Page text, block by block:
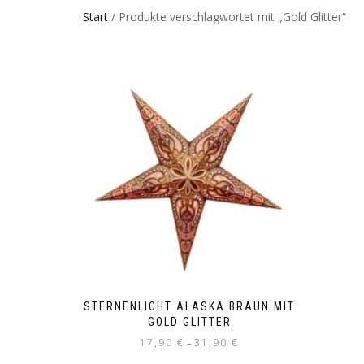
Start / Produkte verschlagwortet mit „Gold Glitter“
STERNENLICHT ALASKA BRAUN MIT
GOLD GLITTER
17,90€ – 31,90€